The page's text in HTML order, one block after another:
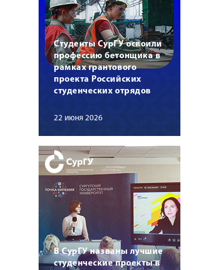
Студенты СурГУ освоили
профессию бетонщика в
рамках грантового
проекта Российских
студенческих отрядов
22 июня 2026
В СурГУ названы лучшие
студенческие проекты в